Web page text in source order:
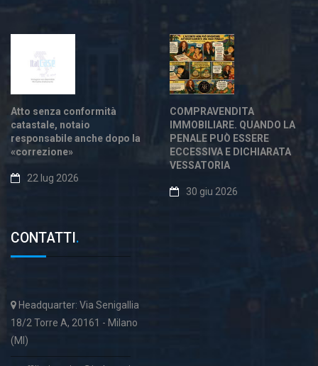
Atto senza conformità
catastale, notaio
responsabile anche dopo la
«correzione»
22 lug 2026
COMPRAVENDITA
IMMOBILIARE. QUANDO LA
PENALE PUÒ ESSERE
ECCESSIVA E DICHIARATA
VESSATORIA
30 giu 2026
CONTATTI .
Headquarter: Via Senigallia
18/2 Torre A, 20161 - Milano
(MI)